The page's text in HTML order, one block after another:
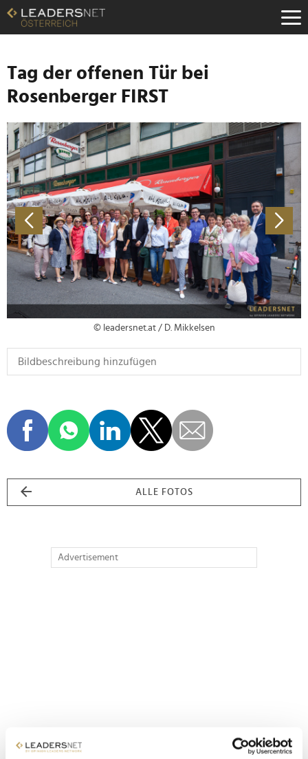
Zum
Inhalt
Zur
Navigation
Zur
Hauptnavigation
Tag der offenen Tür bei
Rosenberger FIRST
© leadersnet.at / D. Mikkelsen
ALLE FOTOS
Advertisement